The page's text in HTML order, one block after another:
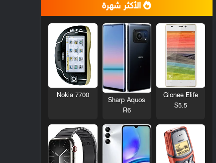
الأكثر شهرة
Gionee Elife
S5.5
Sharp Aquos
R6
Nokia 7700